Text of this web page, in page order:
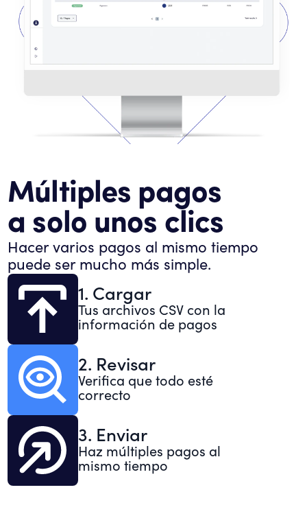
Múltiples pagos
a solo unos clics
Hacer varios pagos al mismo tiempo
puede ser mucho más simple.
1. Cargar
Tus archivos CSV con la
información de pagos
2. Revisar
Verifica que todo esté
correcto
3. Enviar
Haz múltiples pagos al
mismo tiempo